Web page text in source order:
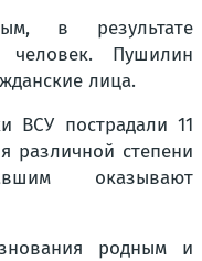
в результате
человек. Пушилин
лица.
ВСУ пострадали 11
различной степени
оказывают
родным и